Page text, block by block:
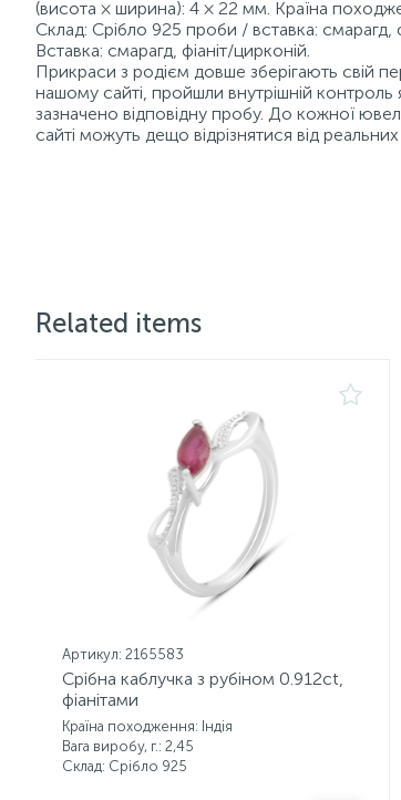
(висота × ширина): 4 × 22 мм. Країна
Склад: Срібло 925 проби / вставка: смарагд,
Вставка: смарагд, фіаніт/цирконій.
Прикраси з родієм довше зберігають свій
нашому сайті, пройшли внутрішній
зазначено відповідну пробу. До кожної
сайті можуть дещо відрізнятися від
Related items
Артикул: 2165583
Срібна каблучка з рубіном 0.912ct,
фіанітами
Країна походження: Індія
Вага виробу, г.: 2,45
Склад: Срібло 925